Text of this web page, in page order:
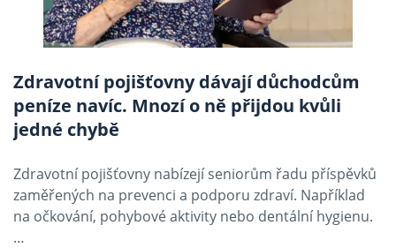
Zdravotní pojišťovny dávají důchodcům
peníze navíc. Mnozí o ně přijdou kvůli
jedné chybě
Zdravotní pojišťovny nabízejí seniorům řadu příspěvků
zaměřených na prevenci a podporu zdraví. Například
na očkování, pohybové aktivity nebo dentální hygienu.
…